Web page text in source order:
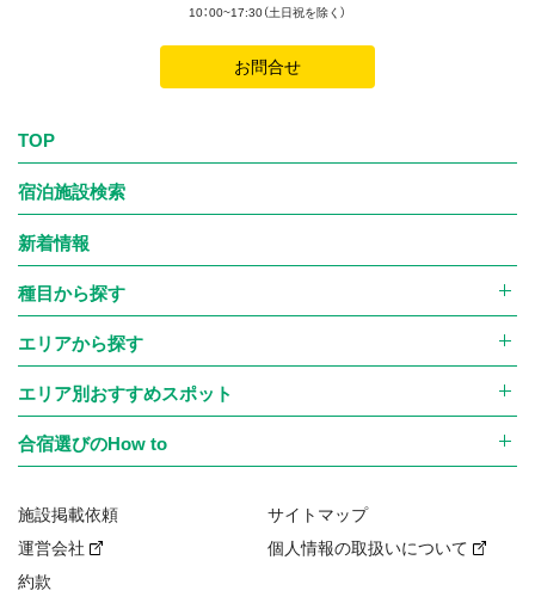
10：00~17:30（土日祝を除く）
お問合せ
TOP
宿泊施設検索
新着情報
種目から探す
エリアから探す
エリア別おすすめスポット
合宿選びのHow to
施設掲載依頼
サイトマップ
運営会社
個人情報の取扱いについて
約款